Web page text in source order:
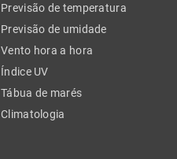
Previsão de temperatura
Previsão de umidade
Vento hora a hora
Índice UV
Tábua de marés
Climatologia